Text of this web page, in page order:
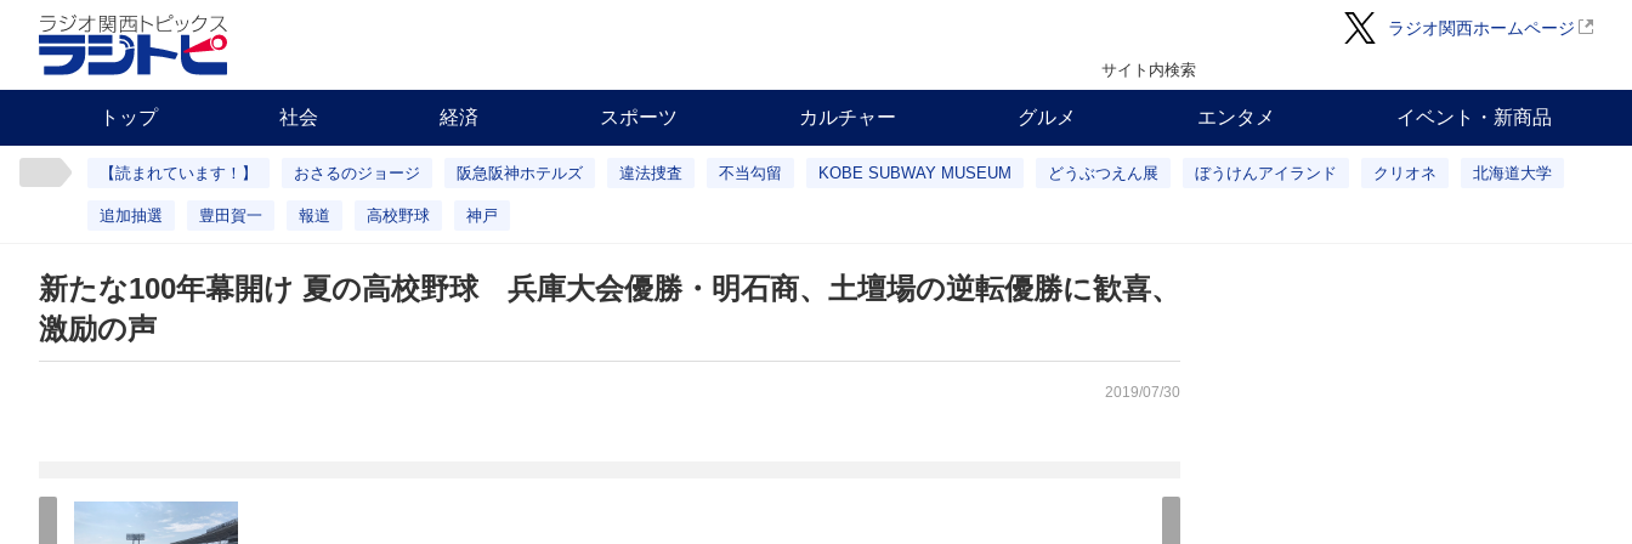
ラジオ関西ホームページ
サイト内検索
トップ 社会 経済 スポーツ カルチャー グルメ エンタメ イベント・新商品
【読まれています！】 おさるのジョージ 阪急阪神ホテルズ 違法捜査 不当勾留 KOBE SUBWAY MUSEUM どうぶつえん展 ぼうけんアイランド クリオネ 北海道大学
追加抽選 豊田賀一 報道 高校野球 神戸
新たな100年幕開け 夏の高校野球 兵庫大会優勝・明石商、土壇場の逆転優勝に歓喜、
激励の声
2019/07/30